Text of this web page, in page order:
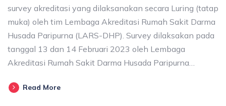
survey akreditasi yang dilaksanakan secara Luring (tatap
muka) oleh tim Lembaga Akreditasi Rumah Sakit Darma
Husada Paripurna (LARS-DHP). Survey dilaksakan pada
tanggal 13 dan 14 Februari 2023 oleh Lembaga
Akreditasi Rumah Sakit Darma Husada Paripurna…
Read More